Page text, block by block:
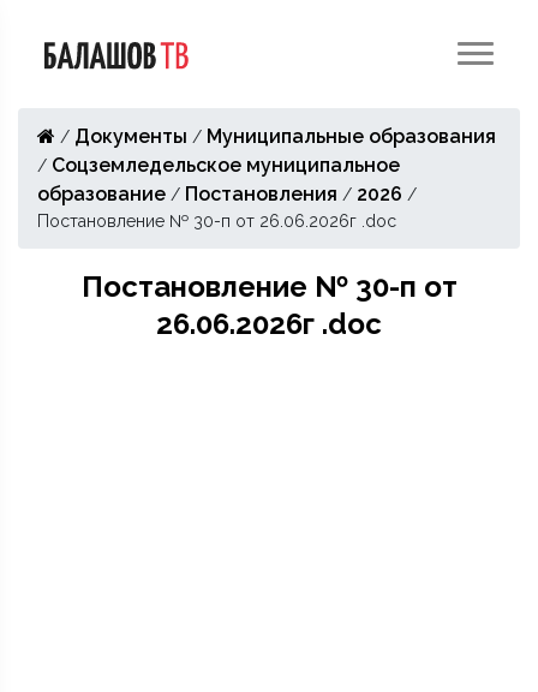
/ Документы / Муниципальные образования
/ Соцземледельское муниципальное
образование / Постановления / 2026 /
Постановление № 30-п от 26.06.2026г .doc
Постановление № 30-п от
26.06.2026г .doc